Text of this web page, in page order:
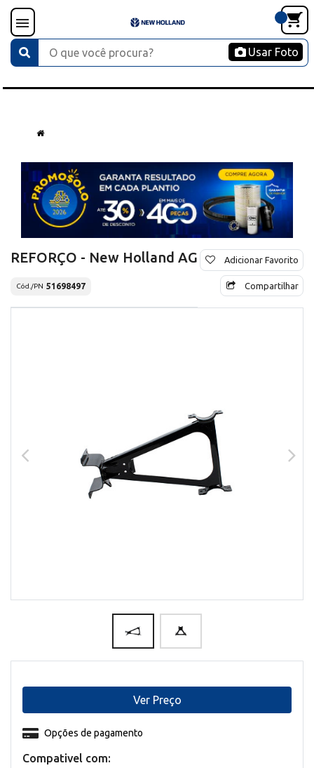
Usar Foto
REFORÇO - New Holland AG
Cód./PN 51698497
Adicionar Favorito
Compartilhar
Compativel com:
Opções de pagamento
Ver Preço